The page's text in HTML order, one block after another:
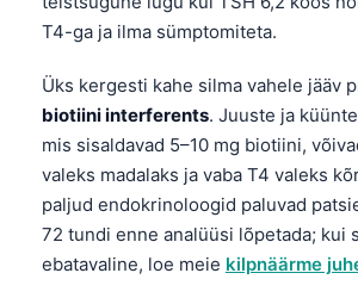
T4-ga ja ilma sümptomiteta.
Üks kergesti kahe silma vahele jääv
biotiini interferents. Juuste ja
mis sisaldavad 5–10 mg biotiini,
valeks madalaks ja vaba T4 valeks
paljud endokrinoloogid paluvad
72 tundi enne analüüsi lõpetada; kui
ebatavaline, loe meie kilpnäärme